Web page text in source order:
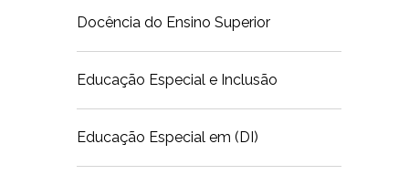
Docência do Ensino Superior
Educação Especial e Inclusão
Educação Especial em (DI)